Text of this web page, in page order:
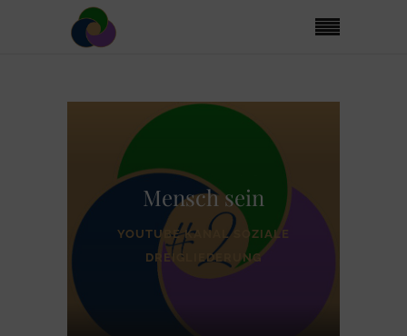
Mensch sein
YOUTUBE KANAL SOZIALE
DREIGLIEDERUNG